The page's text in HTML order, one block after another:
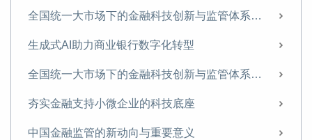
全国统一大市场下的金融科技创新与监管体系重构
生成式AI助力商业银行数字化转型
全国统一大市场下的金融科技创新与监管体系重构
夯实金融支持小微企业的科技底座
中国金融监管的新动向与重要意义